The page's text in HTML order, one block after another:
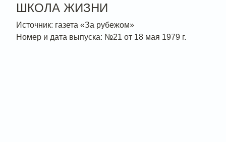
ШКОЛА ЖИЗНИ
Источник: газета «За рубежом»
Номер и дата выпуска: №21 от 18 мая 1979 г.